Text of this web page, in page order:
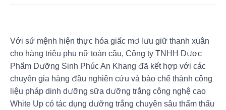
Với sứ mệnh hiện thực hóa giấc mơ lưu giữ thanh xuân
cho hàng triệu phụ nữ toàn cầu, Công ty TNHH Dược
Phẩm Dưỡng Sinh Phúc An Khang đã kết hợp với các
chuyên gia hàng đầu nghiên cứu và bào chế thành công
liệu pháp dinh dưỡng sữa dưỡng trắng công nghệ cao
White Up có tác dụng dưỡng trắng chuyên sâu thẩm thấu